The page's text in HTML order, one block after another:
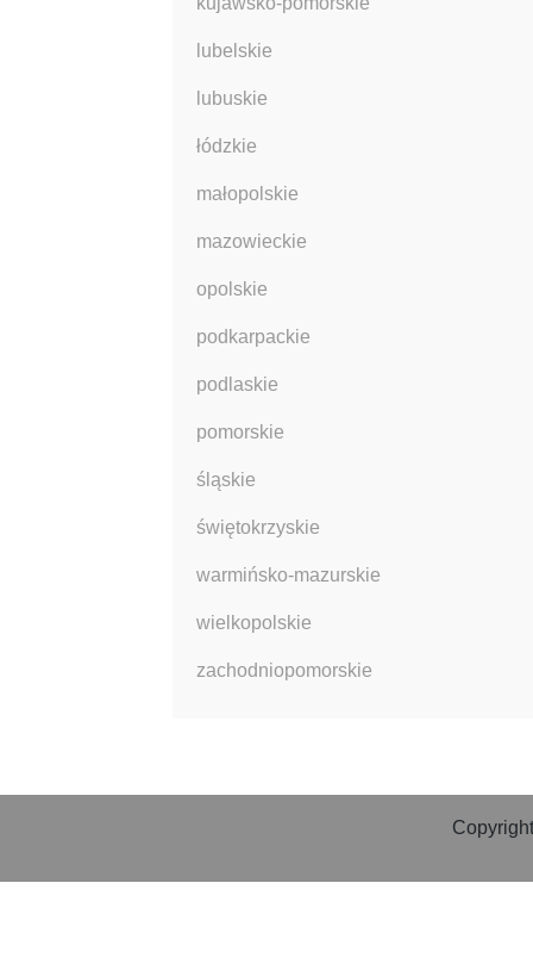
lubelskie
lubuskie
łódzkie
małopolskie
mazowieckie
opolskie
podkarpackie
podlaskie
pomorskie
śląskie
świętokrzyskie
warmińsko-mazurskie
wielkopolskie
zachodniopomorskie